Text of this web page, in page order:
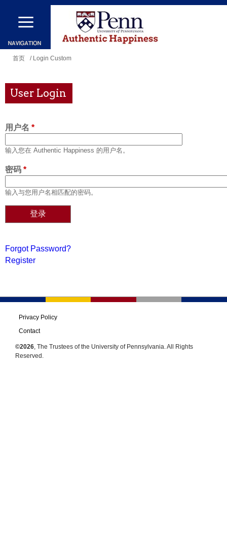
跳
到
主
容
你
这
里
首页 / Login Custom
User Login
用户名 *
输入您在 Authentic Happiness 的用户名。
密码 *
输入与您用户名相匹配的密码。
Forgot Password?
Register
Privacy Policy
Contact
©2026, The Trustees of the University of Pennsylvania. All Rights
Reserved.